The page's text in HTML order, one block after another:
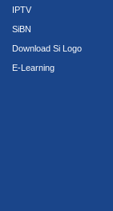
IPTV
SiBN
Download Si Logo
E-Learning